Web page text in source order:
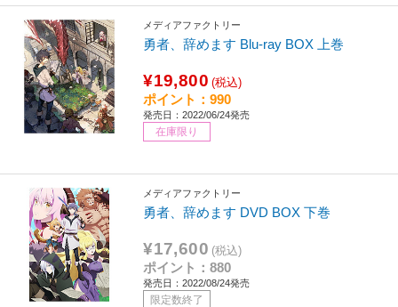
メディアファクトリー
勇者、辞めます Blu-ray BOX 上巻
¥19,800 (税込)
ポイント：990
発売日：2022/06/24発売
在庫限り
メディアファクトリー
勇者、辞めます DVD BOX 下巻
¥17,600 (税込)
ポイント：880
発売日：2022/08/24発売
限定数終了